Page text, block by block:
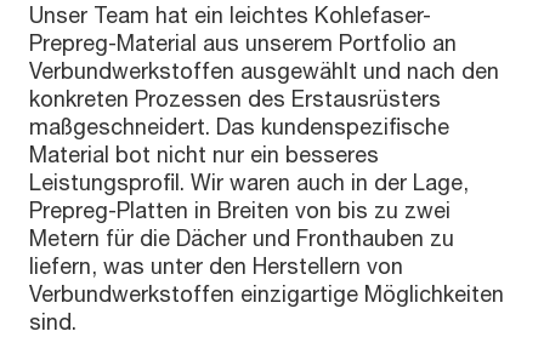
Unser Team hat ein leichtes Kohlefaser-
Prepreg-Material aus unserem Portfolio an
Verbundwerkstoffen ausgewählt und nach den
konkreten Prozessen des Erstausrüsters
maßgeschneidert. Das kundenspezifische
Material bot nicht nur ein besseres
Leistungsprofil. Wir waren auch in der Lage,
Prepreg-Platten in Breiten von bis zu zwei
Metern für die Dächer und Fronthauben zu
liefern, was unter den Herstellern von
Verbundwerkstoffen einzigartige Möglichkeiten
sind.